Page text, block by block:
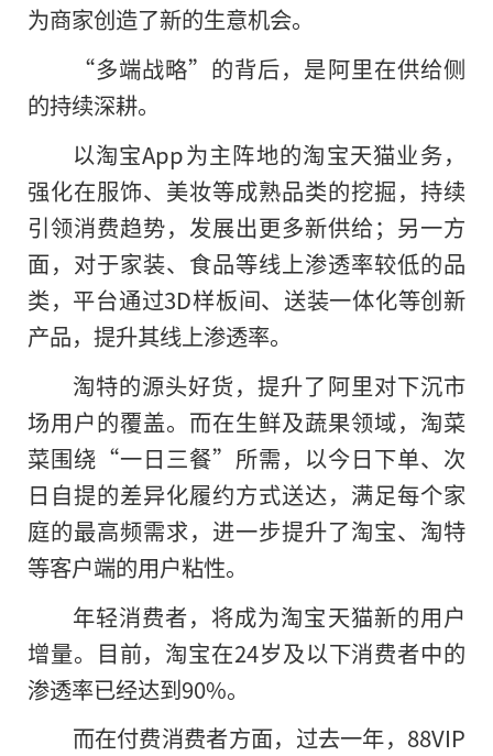
为商家创造了新的生意机会。
“多端战略”的背后，是阿里在供给侧
的持续深耕。
以淘宝App为主阵地的淘宝天猫业务，
强化在服饰、美妆等成熟品类的挖掘，持续
引领消费趋势，发展出更多新供给；另一方
面，对于家装、食品等线上渗透率较低的品
类，平台通过3D样板间、送装一体化等创新
产品，提升其线上渗透率。
淘特的源头好货，提升了阿里对下沉市
场用户的覆盖。而在生鲜及蔬果领域，淘菜
菜围绕“一日三餐”所需，以今日下单、次
日自提的差异化履约方式送达，满足每个家
庭的最高频需求，进一步提升了淘宝、淘特
等客户端的用户粘性。
年轻消费者，将成为淘宝天猫新的用户
增量。目前，淘宝在24岁及以下消费者中的
渗透率已经达到90%。
而在付费消费者方面，过去一年，88VIP